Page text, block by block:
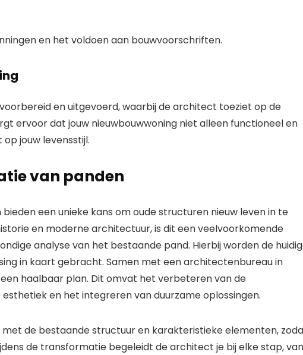
en het voldoen aan bouwvoorschriften.
en uitgevoerd, waarbij de architect toeziet op de
ervoor dat jouw nieuwbouwwoning niet alleen functioneel en
jouw levensstijl.
van panden
een unieke kans om oude structuren nieuw leven in te
en moderne architectuur, is dit een veelvoorkomende
analyse van het bestaande pand. Hierbij worden de
in kaart gebracht. Samen met een architectenbureau in
haalbaar plan. Dit omvat het verbeteren van de
en het integreren van duurzame oplossingen.
de bestaande structuur en karakteristieke elementen,
de transformatie begeleidt de architect je bij elke stap, van